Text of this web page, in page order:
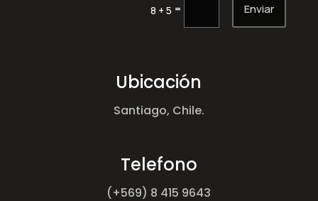
8 + 5 = Enviar
Ubicación
Santiago, Chile.
Telefono
(+569) 8 415 9643